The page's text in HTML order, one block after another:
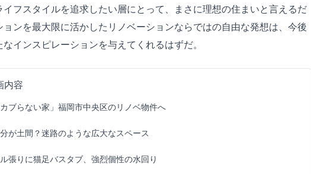
イフスタイルを追求したい層にとって、まさに理想の住まいと言えるだ
ョンを最大限に活かしたリノベーションならではの自由な発想は、今後
インスピレーションを与えてくれるはずだ。
内容
カブらない家」福岡市中央区のリノベ物件へ
が土間？迷路のような広大なスペース
張りに猫足バスタブ、強烈個性の水回り